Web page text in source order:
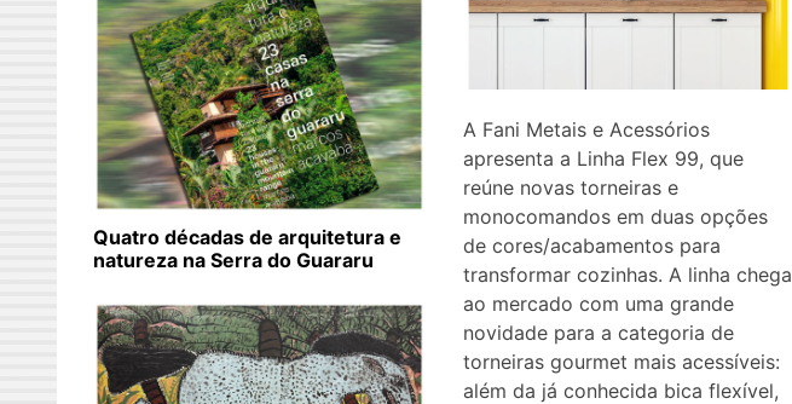
A Fani Metais e Acessórios
apresenta a Linha Flex 99, que
reúne novas torneiras e
monocomandos em duas opções
de cores/acabamentos para
transformar cozinhas. A linha chega
ao mercado com uma grande
novidade para a categoria de
torneiras gourmet mais acessíveis:
além da já conhecida bica flexível,
Quatro décadas de arquitetura e
natureza na Serra do Guararu